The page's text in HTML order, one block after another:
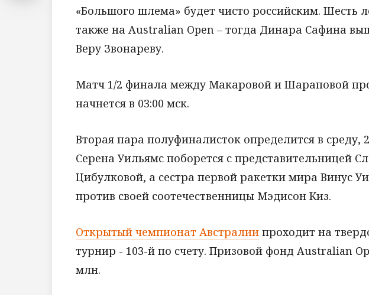
«Большого шлема» будет чисто российским. Шесть
также на Australian Open – тогда Динара Сафина
Веру Звонареву.
Матч 1/2 финала между Макаровой и Шараповой
начнется в 03:00 мск.
Вторая пара полуфиналисток определится в среду,
Серена Уильямс поборется с представительницей
Цибулковой, а сестра первой ракетки мира Винус
против своей соотечественницы Мэдисон Киз.
Открытый чемпионат Австралии проходит на
турнир - 103-й по счету. Призовой фонд Australian
млн.